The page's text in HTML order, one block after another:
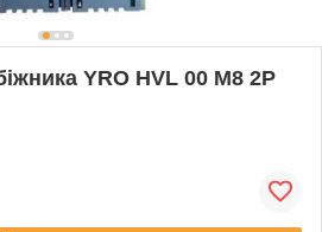
YRO HVL 00 M8 2P